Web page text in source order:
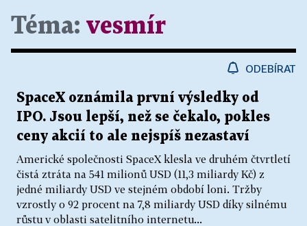
Téma: vesmír
ODEBÍRAT
SpaceX oznámila první výsledky od
IPO. Jsou lepší, než se čekalo, pokles
ceny akcií to ale nejspíš nezastaví
Americké společnosti SpaceX klesla ve druhém čtvrtletí
čistá ztráta na 541 milionů USD (11,3 miliardy Kč) z
jedné miliardy USD ve stejném období loni. Tržby
vzrostly o 92 procent na 7,8 miliardy USD díky silnému
růstu v oblasti satelitního internetu...